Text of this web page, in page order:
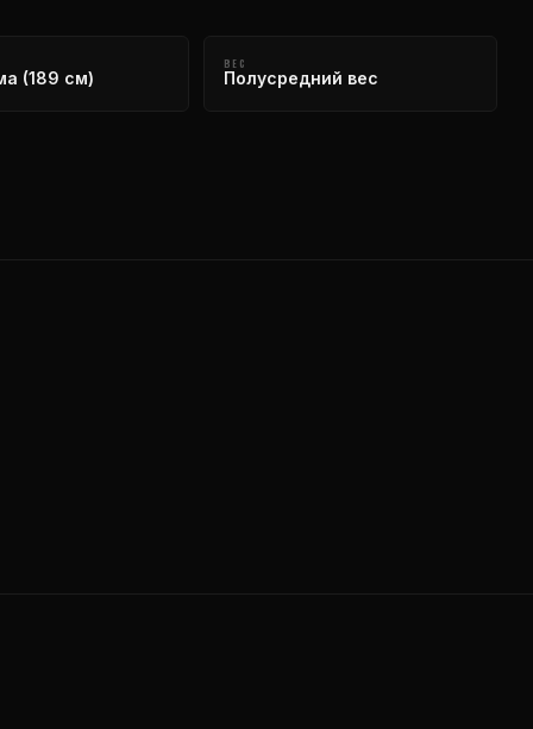
(189 см)
ВЕС
Полусредний вес